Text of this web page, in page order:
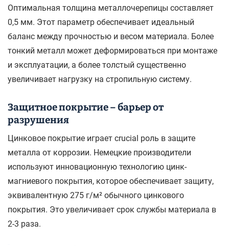
Оптимальная толщина металлочерепицы составляет
0,5 мм. Этот параметр обеспечивает идеальный
баланс между прочностью и весом материала. Более
тонкий металл может деформироваться при монтаже
и эксплуатации, а более толстый существенно
увеличивает нагрузку на стропильную систему.
Защитное покрытие – барьер от
разрушения
Цинковое покрытие играет crucial роль в защите
металла от коррозии. Немецкие производители
используют инновационную технологию цинк-
магниевого покрытия, которое обеспечивает защиту,
эквивалентную 275 г/м² обычного цинкового
покрытия. Это увеличивает срок службы материала в
2-3 раза.